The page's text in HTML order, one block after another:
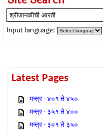
Input language:
Latest Pages
मन्त्र - ४०१ ते ४५०
मन्त्र - ३५१ ते ४००
मन्त्र - ३०१ ते ३५०